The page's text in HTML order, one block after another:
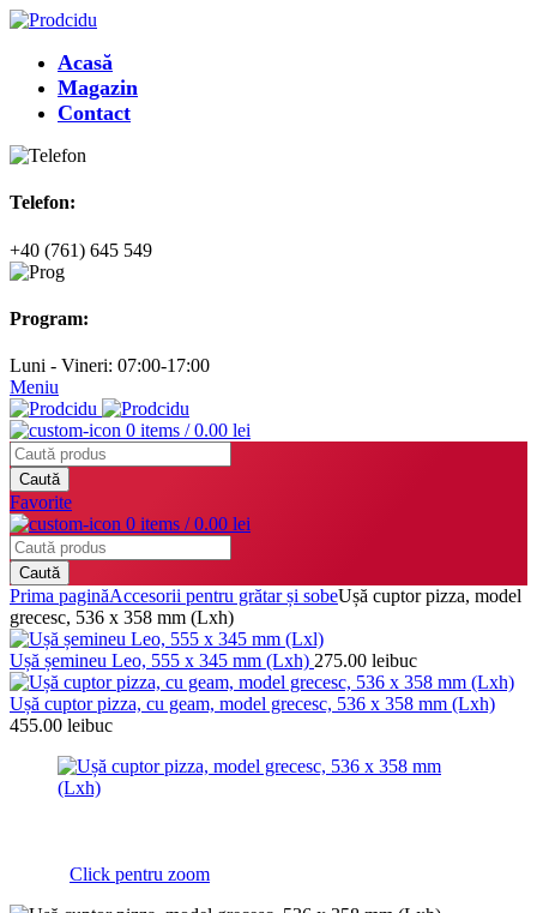
Acasă
Magazin
Contact
Telefon:
+40 (761) 645 549
Program:
Luni - Vineri: 07:00-17:00
Meniu
0 items / 0.00 lei
Caută
Favorite
0 items / 0.00 lei
Caută
Prima paginăAccesorii pentru grătar și sobeUșă cuptor pizza, model
grecesc, 536 x 358 mm (Lxh)
Ușă șemineu Leo, 555 x 345 mm (Lxh) 275.00 leibuc
Ușă cuptor pizza, cu geam, model grecesc, 536 x 358 mm (Lxh)
455.00 leibuc
Click pentru zoom